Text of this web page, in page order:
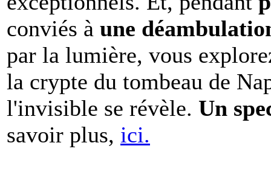
conviés à une
par la lumière, vous
la crypte du tombeau de
l'invisible se révèle. Un
savoir plus, ici.